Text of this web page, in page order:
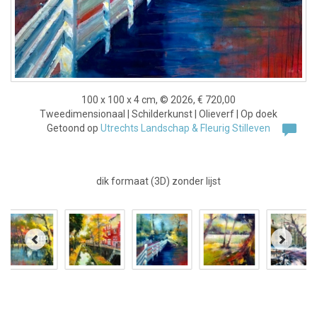
100 x 100 x 4 cm, © 2026, € 720,00
Tweedimensionaal | Schilderkunst | Olieverf | Op doek
Getoond op Utrechts Landschap & Fleurig Stilleven
dik formaat (3D) zonder lijst